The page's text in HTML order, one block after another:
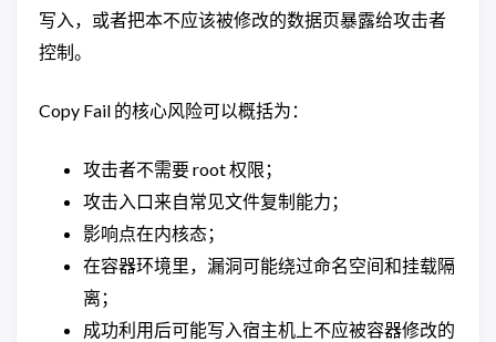
写入，或者把本不应该被修改的数据页暴露给攻击者
控制。
Copy Fail 的核心风险可以概括为：
攻击者不需要 root 权限；
攻击入口来自常见文件复制能力；
影响点在内核态；
在容器环境里，漏洞可能绕过命名空间和挂载隔
离；
成功利用后可能写入宿主机上不应被容器修改的